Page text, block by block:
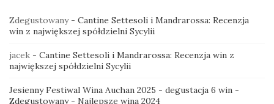
Zdegustowany- Cantine Settesoli i Mandrarossa: Recenzja
win z największej spółdzielni Sycylii
jacek - Cantine Settesoli i Mandrarossa: Recenzja win z
największej spółdzielni Sycylii
Jesienny Festiwal Wina Auchan 2025 - degustacja 6 win -
Zdegustowany- Najlepsze wina 2024